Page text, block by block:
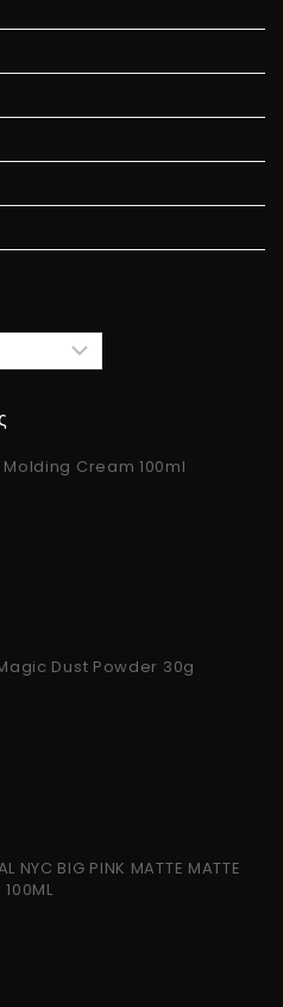
Molding Cream 100ml
Dust Powder 30g
NYC BIG PINK MATTE MATTE